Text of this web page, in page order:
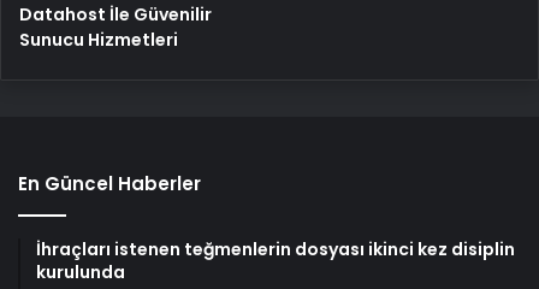
Datahost İle Güvenilir
Sunucu Hizmetleri
En Güncel Haberler
İhraçları istenen teğmenlerin dosyası ikinci kez disiplin
kurulunda